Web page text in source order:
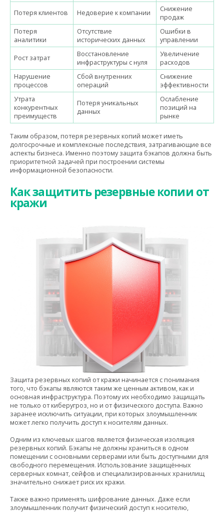
Потеря клиентов Недоверие к компании
Снижение
продаж
Потеря
аналитики
Отсутствие
исторических данных
Ошибки в
управлении
Рост затрат
Восстановление
инфраструктуры с нуля
Увеличение
расходов
Нарушение
процессов
Сбой внутренних
операций
Снижение
эффективности
Утрата
конкурентных
преимуществ
Потеря уникальных
данных
Ослабление
позиций на
рынке
Таким образом, потеря резервных копий может иметь
долгосрочные и комплексные последствия, затрагивающие все
аспекты бизнеса. Именно поэтому защита бэкапов должна быть
приоритетной задачей при построении системы
информационной безопасности.
Как защитить резервные копии от
кражи
Защита резервных копий от кражи начинается с понимания
того, что бэкапы являются таким же ценным активом, как и
основная инфраструктура. Поэтому их необходимо защищать
не только от киберугроз, но и от физического доступа. Важно
заранее исключить ситуации, при которых злоумышленник
может легко получить доступ к носителям данных.
Одним из ключевых шагов является физическая изоляция
резервных копий. Бэкапы не должны храниться в одном
помещении с основными серверами или быть доступными для
свободного перемещения. Использование защищённых
серверных комнат, сейфов и специализированных хранилищ
значительно снижает риск их кражи.
Также важно применять шифрование данных. Даже если
злоумышленник получит физический доступ к носителю,